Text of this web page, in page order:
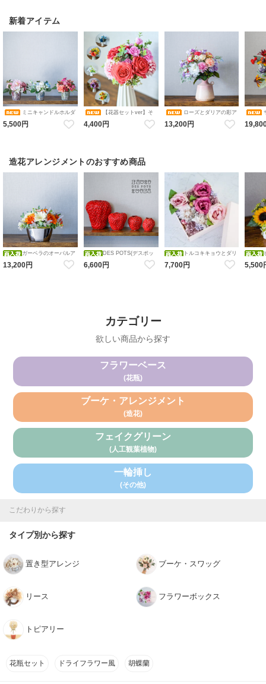
新着アイテム
ミニキャンドルホルダ
ーアレンジメント コレクショ
ン（ピンク・ブルーホワイ
5,500円
【花器セットver】そ
のまま飾れるブーケ 選べる６
色 アレンジメント 造花 アー
ティフィシャルフラワー ギフ
4,400円
ローズとダリアの彩ア
レンジメント 花瓶アレンジメ
ント 造花 アーティフィシャル
13,200円
ンジメ
造花アレンジメントのおすすめ商品
ガーベラのオーバルア
レンジメント 造花 アーティフ
ィシャルフラワー オレンジホ
13,200円
DES POTS(デスポッ
ツ) ストロベリーフラワーベー
ス 【red】S・M・Ｌ・ＬＬ レ
6,600円
トルコキキョウとダリ
アのFlower BOX アレンジメン
ト 造花 アーティフィシャルフ
7,700円
花瓶ア
5,500
カテゴリー
欲しい商品から探す
フラワーベース
(花瓶)
ブーケ・アレンジメント
(造花)
フェイクグリーン
(人工観葉植物)
一輪挿し
(その他)
こだわりから探す
タイプ別から探す
置き型アレンジ ブーケ・スワッグ
リース フラワーボックス
トピアリー
花瓶セット ドライフラワー風 胡蝶蘭